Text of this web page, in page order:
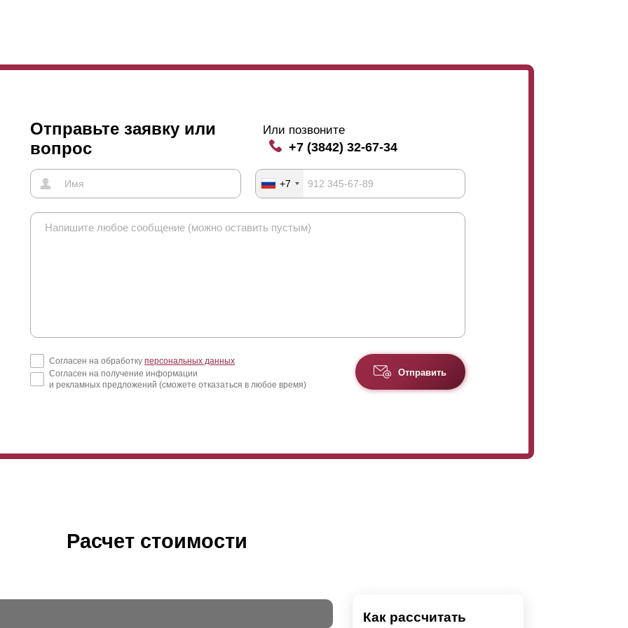
Отправьте заявку или
вопрос
Или позвоните
+7 (3842) 32-67-34
+7
Согласен на обработку персональных данных
Согласен на получение информации
и рекламных предложений (сможете отказаться в любое время)
Отправить
Расчет стоимости
Как рассчитать